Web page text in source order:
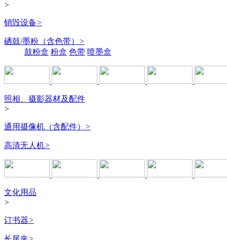
>
销毁设备>
硒鼓/墨粉（含色带） >
鼓粉盒 粉盒 色带 喷墨盒
照相、摄影器材及配件
>
通用摄像机（含配件） >
高清无人机>
文化用品
>
订书器>